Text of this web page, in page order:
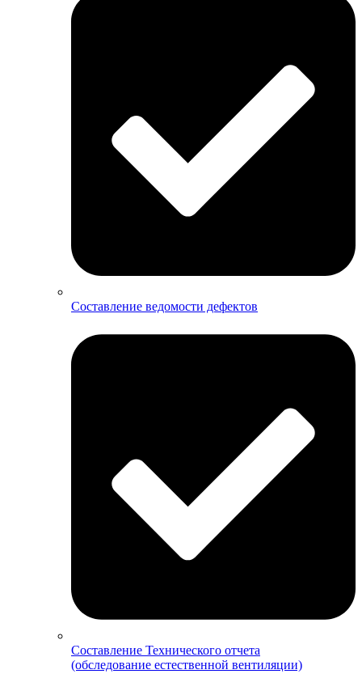
Составление ведомости дефектов
Составление Технического отчета
(обследование естественной вентиляции)